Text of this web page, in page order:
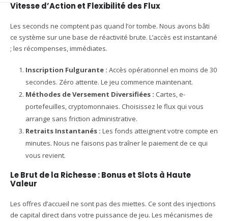
Vitesse d’Action et Flexibilité des Flux
Les seconds ne comptent pas quand l’or tombe. Nous avons bâti
ce système sur une base de réactivité brute. L’accès est instantané
; les récompenses, immédiates.
Inscription Fulgurante : Accès opérationnel en moins de 30
secondes. Zéro attente. Le jeu commence maintenant.
Méthodes de Versement Diversifiées : Cartes, e-
portefeuilles, cryptomonnaies. Choisissez le flux qui vous
arrange sans friction administrative.
Retraits Instantanés : Les fonds atteignent votre compte en
minutes. Nous ne faisons pas traîner le paiement de ce qui
vous revient.
Le Brut de la Richesse : Bonus et Slots à Haute
Valeur
Les offres d’accueil ne sont pas des miettes. Ce sont des injections
de capital direct dans votre puissance de jeu. Les mécanismes de